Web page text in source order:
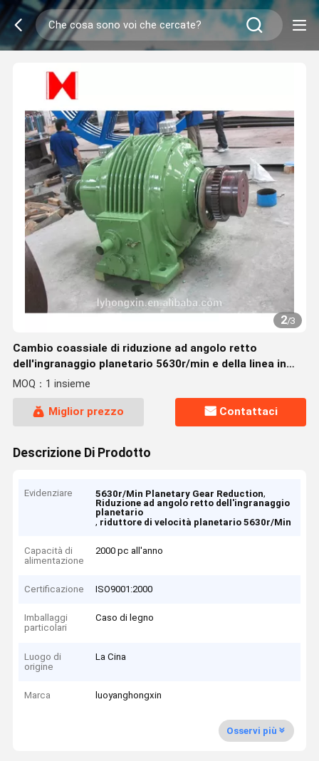
2/3
Cambio coassiale di riduzione ad angolo retto
dell'ingranaggio planetario 5630r/min e della linea in
linea
MOQ：1 insieme
Miglior prezzo Contattaci
Descrizione Di Prodotto
Evidenziare 5630r/Min Planetary Gear Reduction,
Riduzione ad angolo retto dell'ingranaggio
planetario
, riduttore di velocità planetario 5630r/Min
Capacità di
alimentazione
2000 pc all'anno
Certificazione ISO9001:2000
Imballaggi
particolari
Caso di legno
Luogo di
origine
La Cina
Marca luoyanghongxin
Osservi più